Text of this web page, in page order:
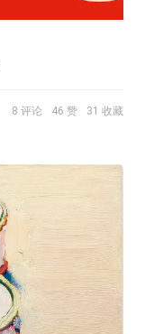
8 评论 46 赞 31 收藏